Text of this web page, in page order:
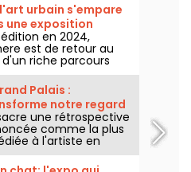
urbain s'empare
une exposition
en 2024,
est de retour au
riche parcours
du musée des
est visible
au 20 septembre
Palais :
notre regard
une rétrospective
comme la plus
à l'artiste en
du 2 juin au 6
découvrir l'univers